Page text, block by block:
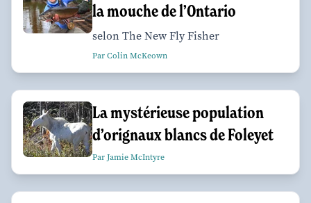
la mouche de l’Ontario
selon The New Fly Fisher
Par Colin McKeown
La mystérieuse population
d’orignaux blancs de Foleyet
Par Jamie McIntyre